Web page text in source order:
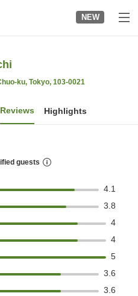
NEW
ku, Tokyo, 103-0021
Reviews Highlights
guests
4.1
3.8
4
4
5
3.6
3.6